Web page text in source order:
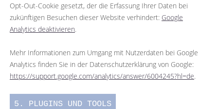
Opt-Out-Cookie gesetzt, der die Erfassung Ihrer Daten bei
zukünftigen Besuchen dieser Website verhindert: Google
Analytics deaktivieren.
Mehr Informationen zum Umgang mit Nutzerdaten bei Google
Analytics finden Sie in der Datenschutzerklärung von Google:
https://support.google.com/analytics/answer/6004245?hl=de.
5. PLUGINS UND TOOLS